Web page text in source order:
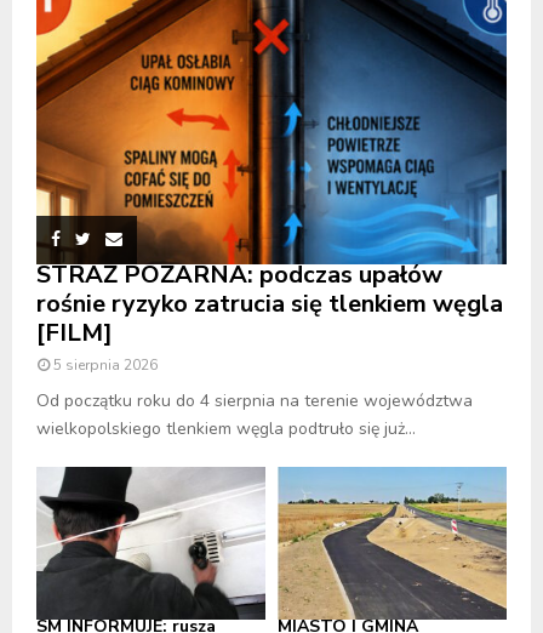
STRAŻ POŻARNA: podczas upałów
rośnie ryzyko zatrucia się tlenkiem węgla
[FILM]
5 sierpnia 2026
Od początku roku do 4 sierpnia na terenie województwa
wielkopolskiego tlenkiem węgla podtruło się już...
SM INFORMUJE: rusza
MIASTO I GMINA